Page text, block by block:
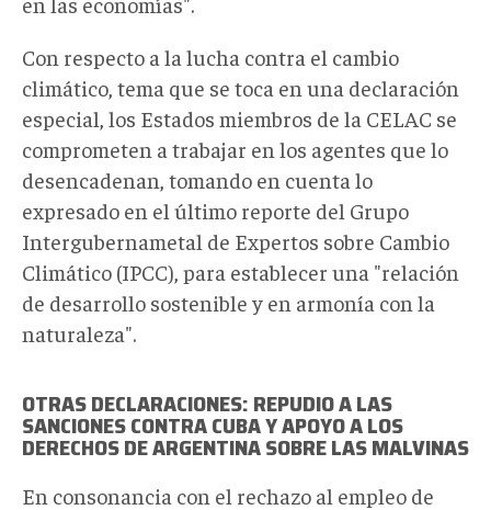
Con respecto a la lucha contra el cambio
climático, tema que se toca en una declaración
especial, los Estados miembros de la CELAC se
comprometen a trabajar en los agentes que lo
desencadenan, tomando en cuenta lo
expresado en el último reporte del Grupo
Intergubernametal de Expertos sobre Cambio
Climático (IPCC), para establecer una "relación
de desarrollo sostenible y en armonía con la
naturaleza".
OTRAS DECLARACIONES: REPUDIO A LAS
SANCIONES CONTRA CUBA Y APOYO A LOS
DERECHOS DE ARGENTINA SOBRE LAS MALVINAS
En consonancia con el rechazo al empleo de